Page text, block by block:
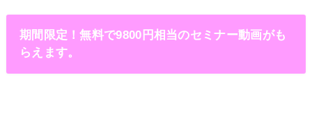
期間限定！無料で9800円相当のセミナー動画がも
らえます。